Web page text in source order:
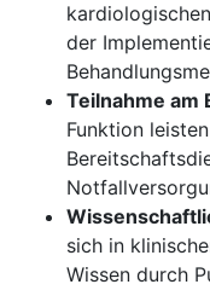
der
Teilnahme am
Funktion
sich in
Wissen durch